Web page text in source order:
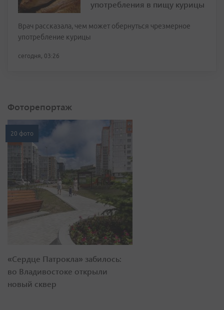
употребления в пищу курицы
Врач рассказала, чем может обернуться чрезмерное
употребление курицы
сегодня, 03:26
Фоторепортаж
20 фото
«Сердце Патрокла» забилось:
во Владивостоке открыли
новый сквер